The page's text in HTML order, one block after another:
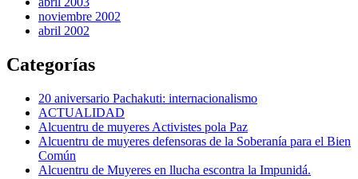
noviembre 2002
abril 2002
Categorías
20 aniversario Pachakuti: internacionalismo
ACTUALIDAD
Alcuentru de muyeres Activistes pola Paz
Alcuentru de muyeres defensoras de la Soberanía para el Bien
Común
Alcuentru de Muyeres en llucha escontra la Impunidá.